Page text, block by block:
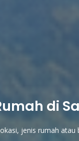
di
jenis rumah atau